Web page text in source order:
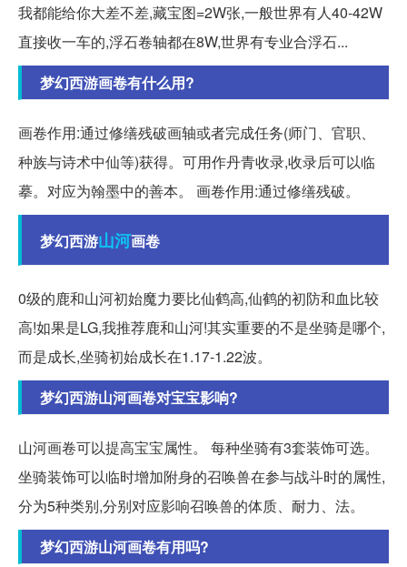
我都能给你大差不差,藏宝图=2W张,一般世界有人40-42W
直接收一车的,浮石卷轴都在8W,世界有专业合浮石...
梦幻西游画卷有什么用?
画卷作用:通过修缮残破画轴或者完成任务(师门、官职、
种族与诗术中仙等)获得。可用作丹青收录,收录后可以临
摹。对应为翰墨中的善本。 画卷作用:通过修缮残破。
梦幻西游山河画卷
0级的鹿和山河初始魔力要比仙鹤高,仙鹤的初防和血比较
高!如果是LG,我推荐鹿和山河!其实重要的不是坐骑是哪个,
而是成长,坐骑初始成长在1.17-1.22波。
梦幻西游山河画卷对宝宝影响?
山河画卷可以提高宝宝属性。 每种坐骑有3套装饰可选。
坐骑装饰可以临时增加附身的召唤兽在参与战斗时的属性,
分为5种类别,分别对应影响召唤兽的体质、耐力、法。
梦幻西游山河画卷有用吗?